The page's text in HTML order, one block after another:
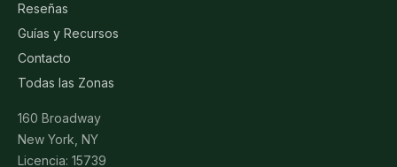
Reseñas
Guías y Recursos
Contacto
Todas las Zonas
160 Broadway
New York, NY
Licencia: 15739